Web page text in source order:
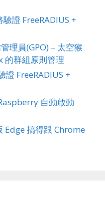
證 FreeRADIUS +
理員(GPO) – 太空猴
的群組原則管理
證 FreeRADIUS +
自動啟動
Edge 搞得跟 Chrome